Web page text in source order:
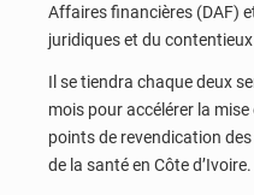
Affaires financières (DAF)
juridiques et du
Il se tiendra chaque deux
mois pour accélérer la
points de revendication
de la santé en Côte d’Ivoire.